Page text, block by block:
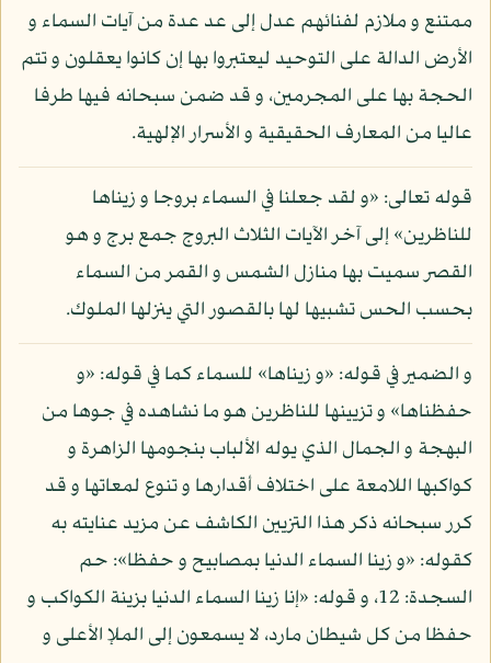
ممتنع و ملازم لفنائهم عدل إلى عد عدة من آيات السماء و
الأرض الدالة على التوحيد ليعتبروا بها إن كانوا يعقلون و تتم
الحجة بها على المجرمين، و قد ضمن سبحانه فيها طرفا
عاليا من المعارف الحقيقية و الأسرار الإلهية.
قوله تعالى: «و لقد جعلنا في السماء بروجا و زيناها
للناظرين» إلى آخر الآيات الثلاث البروج جمع برج و هو
القصر سميت بها منازل الشمس و القمر من السماء
بحسب الحس تشبيها لها بالقصور التي ينزلها الملوك.
و الضمير في قوله: «و زيناها» للسماء كما في قوله: «و
حفظناها» و تزيينها للناظرين هو ما نشاهده في جوها من
البهجة و الجمال الذي يوله الألباب بنجومها الزاهرة و
كواكبها اللامعة على اختلاف أقدارها و تنوع لمعاتها و قد
كرر سبحانه ذكر هذا التزيين الكاشف عن مزيد عنايته به
كقوله: «و زينا السماء الدنيا بمصابيح و حفظا»: حم
السجدة: 12، و قوله: «إنا زينا السماء الدنيا بزينة الكواكب و
حفظا من كل شيطان مارد، لا يسمعون إلى الملإ الأعلى و